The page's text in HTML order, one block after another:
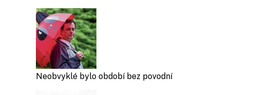
Neobvyklé bylo období bez povodní